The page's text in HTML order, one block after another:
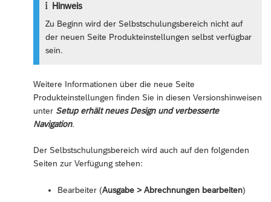
Hinweis
Zu Beginn wird der Selbstschulungsbereich nicht auf
der neuen Seite Produkteinstellungen selbst verfügbar
sein.
Weitere Informationen über die neue Seite
Produkteinstellungen finden Sie in diesen Versionshinweisen
unter Setup erhält neues Design und verbesserte
Navigation.
Der Selbstschulungsbereich wird auch auf den folgenden
Seiten zur Verfügung stehen:
Bearbeiter (Ausgabe > Abrechnungen bearbeiten)